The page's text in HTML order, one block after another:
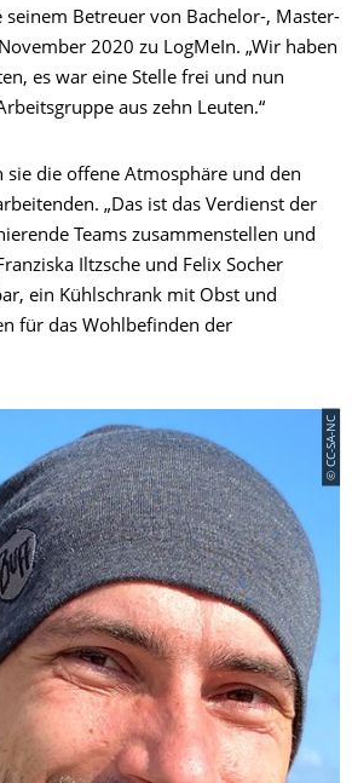
seinem Betreuer von Bachelor-, Master-
2020 zu LogMeIn. „Wir haben
es war eine Stelle frei und nun
aus zehn Leuten.“
sie die offene Atmosphäre und den
„Das ist das Verdienst der
Teams zusammenstellen und
Iltzsche und Felix Socher
ein Kühlschrank mit Obst und
für das Wohlbefinden der
© CC-SA-NC